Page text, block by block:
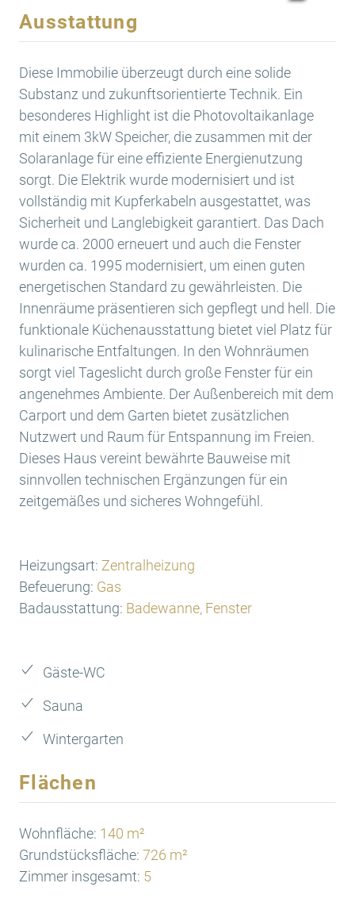
Ausstattung
Diese Immobilie überzeugt durch eine solide
Substanz und zukunftsorientierte Technik. Ein
besonderes Highlight ist die Photovoltaikanlage
mit einem 3kW Speicher, die zusammen mit der
Solaranlage für eine effiziente Energienutzung
sorgt. Die Elektrik wurde modernisiert und ist
vollständig mit Kupferkabeln ausgestattet, was
Sicherheit und Langlebigkeit garantiert. Das Dach
wurde ca. 2000 erneuert und auch die Fenster
wurden ca. 1995 modernisiert, um einen guten
energetischen Standard zu gewährleisten. Die
Innenräume präsentieren sich gepflegt und hell. Die
funktionale Küchenausstattung bietet viel Platz für
kulinarische Entfaltungen. In den Wohnräumen
sorgt viel Tageslicht durch große Fenster für ein
angenehmes Ambiente. Der Außenbereich mit dem
Carport und dem Garten bietet zusätzlichen
Nutzwert und Raum für Entspannung im Freien.
Dieses Haus vereint bewährte Bauweise mit
sinnvollen technischen Ergänzungen für ein
zeitgemäßes und sicheres Wohngefühl.
Heizungsart: Zentralheizung
Befeuerung: Gas
Badausstattung: Badewanne, Fenster
Gäste-WC
Sauna
Wintergarten
Flächen
Wohnfläche: 140 m²
Grundstücksfläche: 726 m²
Zimmer insgesamt: 5